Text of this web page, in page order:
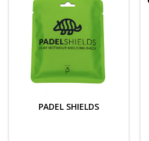
PADEL SHIELDS